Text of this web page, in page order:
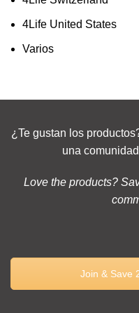
4Life United States
Varios
¿Te gustan los
una
Love the products?
Join & Save